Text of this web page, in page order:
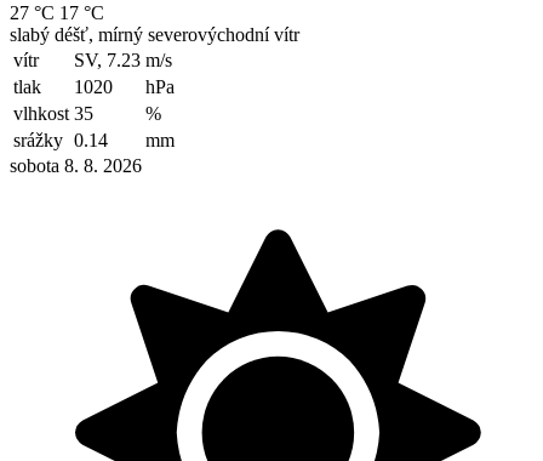
27 °C 17 °C
slabý déšť, mírný severovýchodní vítr
vítr
SV, 7.23 m/s
tlak
1020
hPa
vlhkost 35
%
srážky 0.14
mm
sobota 8. 8. 2026